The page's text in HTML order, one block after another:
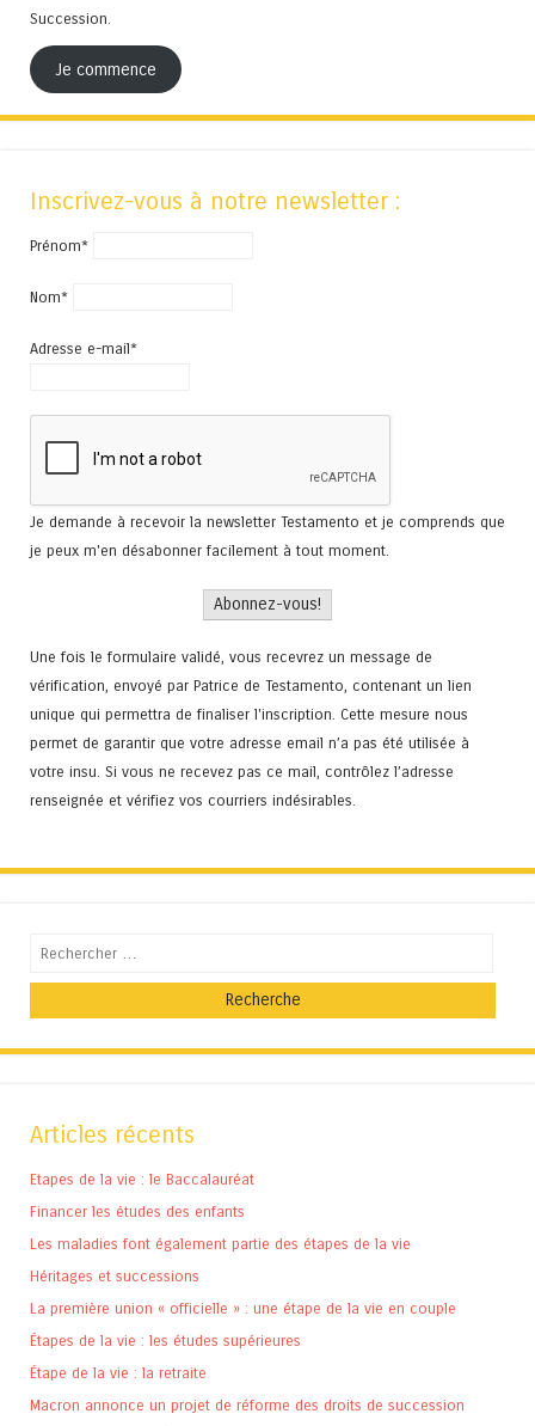
Succession.
Je commence
Inscrivez-vous à notre newsletter :
Prénom*
Nom*
Adresse e-mail*
Je demande à recevoir la newsletter Testamento et je comprends que
je peux m'en désabonner facilement à tout moment.
Une fois le formulaire validé, vous recevrez un message de
vérification, envoyé par Patrice de Testamento, contenant un lien
unique qui permettra de finaliser l'inscription. Cette mesure nous
permet de garantir que votre adresse email n’a pas été utilisée à
votre insu. Si vous ne recevez pas ce mail, contrôlez l’adresse
renseignée et vérifiez vos courriers indésirables.
Recherche
Articles récents
Etapes de la vie : le Baccalauréat
Financer les études des enfants
Les maladies font également partie des étapes de la vie
Héritages et successions
La première union « officielle » : une étape de la vie en couple
Étapes de la vie : les études supérieures
Étape de la vie : la retraite
Macron annonce un projet de réforme des droits de succession